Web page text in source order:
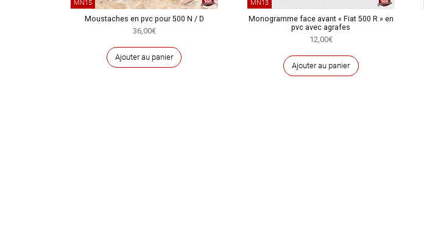
MN15
Moustaches en pvc pour 500 N / D
36,00€
Ajouter au panier
MN13
Monogramme face avant « Fiat 500 R » en
pvc avec agrafes
12,00€
Ajouter au panier